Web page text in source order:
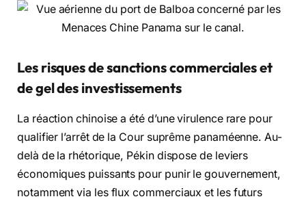
Les risques de sanctions commerciales et
de gel des investissements
La réaction chinoise a été d’une virulence rare pour
qualifier l’arrêt de la Cour suprême panaméenne. Au-
delà de la rhétorique, Pékin dispose de leviers
économiques puissants pour punir le gouvernement,
notamment via les flux commerciaux et les futurs